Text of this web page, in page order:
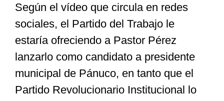
Según el vídeo que circula en redes
sociales, el Partido del Trabajo le
estaría ofreciendo a Pastor Pérez
lanzarlo como candidato a presidente
municipal de Pánuco, en tanto que el
Partido Revolucionario Institucional lo